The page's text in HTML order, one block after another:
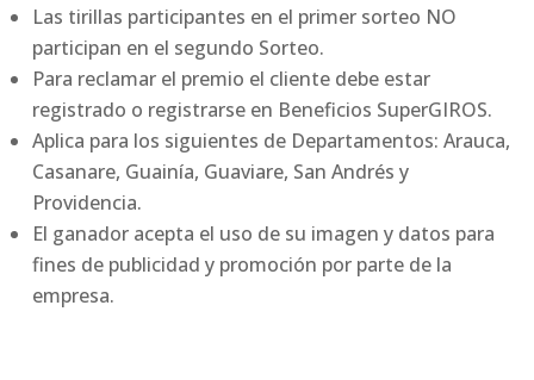
Las tirillas participantes en el primer sorteo NO
participan en el segundo Sorteo.
Para reclamar el premio el cliente debe estar
registrado o registrarse en Beneficios SuperGIROS.
Aplica para los siguientes de Departamentos: Arauca,
Casanare, Guainía, Guaviare, San Andrés y
Providencia.
El ganador acepta el uso de su imagen y datos para
fines de publicidad y promoción por parte de la
empresa.